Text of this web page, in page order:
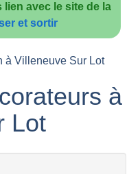
avec le site de la
et sortir
à Villeneuve Sur Lot
à
Lot